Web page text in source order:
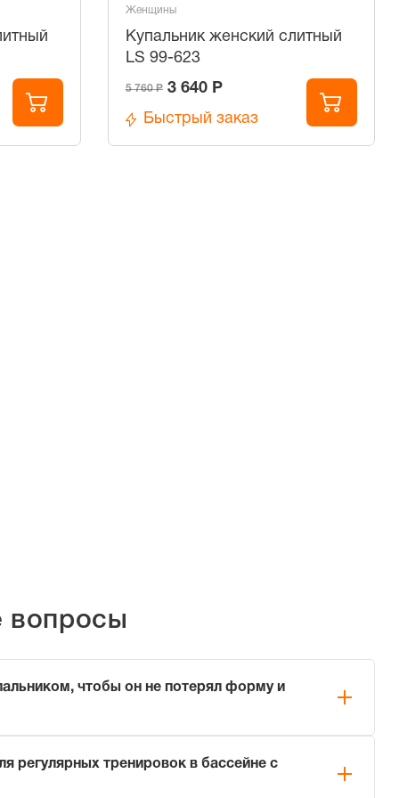
Женщины
Купальник женский слитный
LS 99-623
5 760 Р 3 640 Р
Быстрый заказ
вопросы
чтобы он не потерял форму и
регулярных тренировок в бассейне с